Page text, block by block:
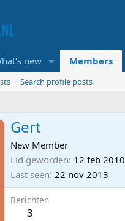
new Members
Search profile posts
Gert
New Member
Lid geworden 12 feb 2010
Last seen 22 nov 2013
Berichten
3